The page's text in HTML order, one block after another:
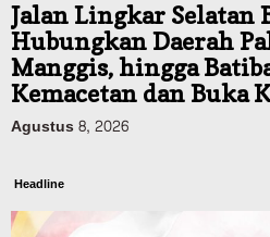
Jalan Lingkar Selatan
Hubungkan Daerah
Manggis, hingga
Kemacetan dan Buka
Agustus 8, 2026
Headline
Panaskan Kembali